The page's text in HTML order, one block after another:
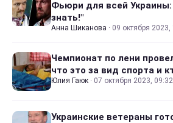
Фьюри для всей
знать!"
Анна Шиканова · 09 октября 2023,
Чемпионат по лени
что это за вид спорта и
Юлия Гаюк · 07 октября 2023, 09:32
Украинские ветераны